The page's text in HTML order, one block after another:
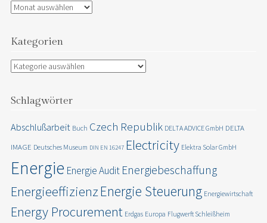
Archiv
Kategorien
Kategorien
Schlagwörter
Abschlußarbeit Buch Czech Republik DELTA ADVICE GmbH DELTA
IMAGE Deutsches Museum DIN EN 16247 Electricity Elektra Solar GmbH
Energie Energie Audit Energiebeschaffung
EnergieeffizienzEnergie Steuerung Energiewirtschaft
Energy Procurement Erdgas Europa Flugwerft Schleißheim